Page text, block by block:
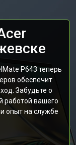
P643 теперь
обеспечит
Забудьте о
работой вашего
опыт на службе